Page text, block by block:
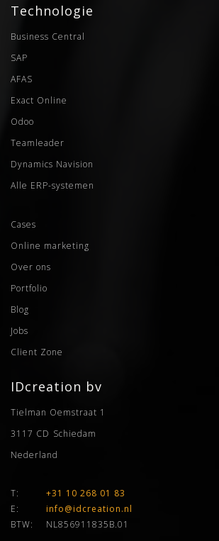
Technologie
Business Central
SAP
AFAS
Exact Online
Odoo
Teamleader
Dynamics Navision
Alle ERP-systemen
Cases
Online marketing
Over ons
Portfolio
Blog
Jobs
Client Zone
IDcreation bv
Tielman Oemstraat 1
3117 CD Schiedam
Nederland
T:
+31 10 268 01 83
E:
info@idcreation.nl
BTW:
NL856911835B.01